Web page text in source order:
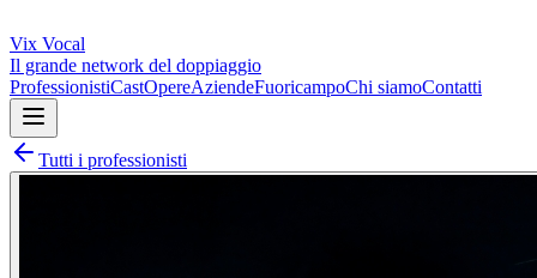
Vix Vocal
Il grande network del doppiaggio
ProfessionistiCastOpereAziendeFuoricampoChi siamoContatti
Tutti i professionisti